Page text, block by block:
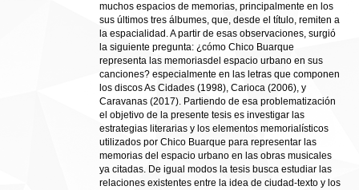
muchos espacios de memorias, principalmente en los
sus últimos tres álbumes, que, desde el título, remiten a
la espacialidad. A partir de esas observaciones, surgió
la siguiente pregunta: ¿cómo Chico Buarque
representa las memoriasdel espacio urbano en sus
canciones? especialmente en las letras que componen
los discos As Cidades (1998), Carioca (2006), y
Caravanas (2017). Partiendo de esa problematización
el objetivo de la presente tesis es investigar las
estrategias literarias y los elementos memorialísticos
utilizados por Chico Buarque para representar las
memorias del espacio urbano en las obras musicales
ya citadas. De igual modos la tesis busca estudiar las
relaciones existentes entre la idea de ciudad-texto y los